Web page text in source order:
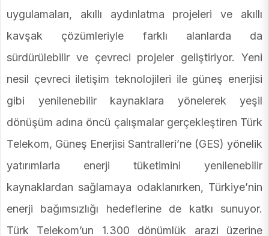
uygulamaları, akıllı aydınlatma projeleri ve akıllı
kavşak çözümleriyle farklı alanlarda da
sürdürülebilir ve çevreci projeler geliştiriyor. Yeni
nesil çevreci iletişim teknolojileri ile güneş enerjisi
gibi yenilenebilir kaynaklara yönelerek yeşil
dönüşüm adına öncü çalışmalar gerçekleştiren Türk
Telekom, Güneş Enerjisi Santralleri’ne (GES) yönelik
yatırımlarla enerji tüketimini yenilenebilir
kaynaklardan sağlamaya odaklanırken, Türkiye’nin
enerji bağımsızlığı hedeflerine de katkı sunuyor.
Türk Telekom’un 1.300 dönümlük arazi üzerine